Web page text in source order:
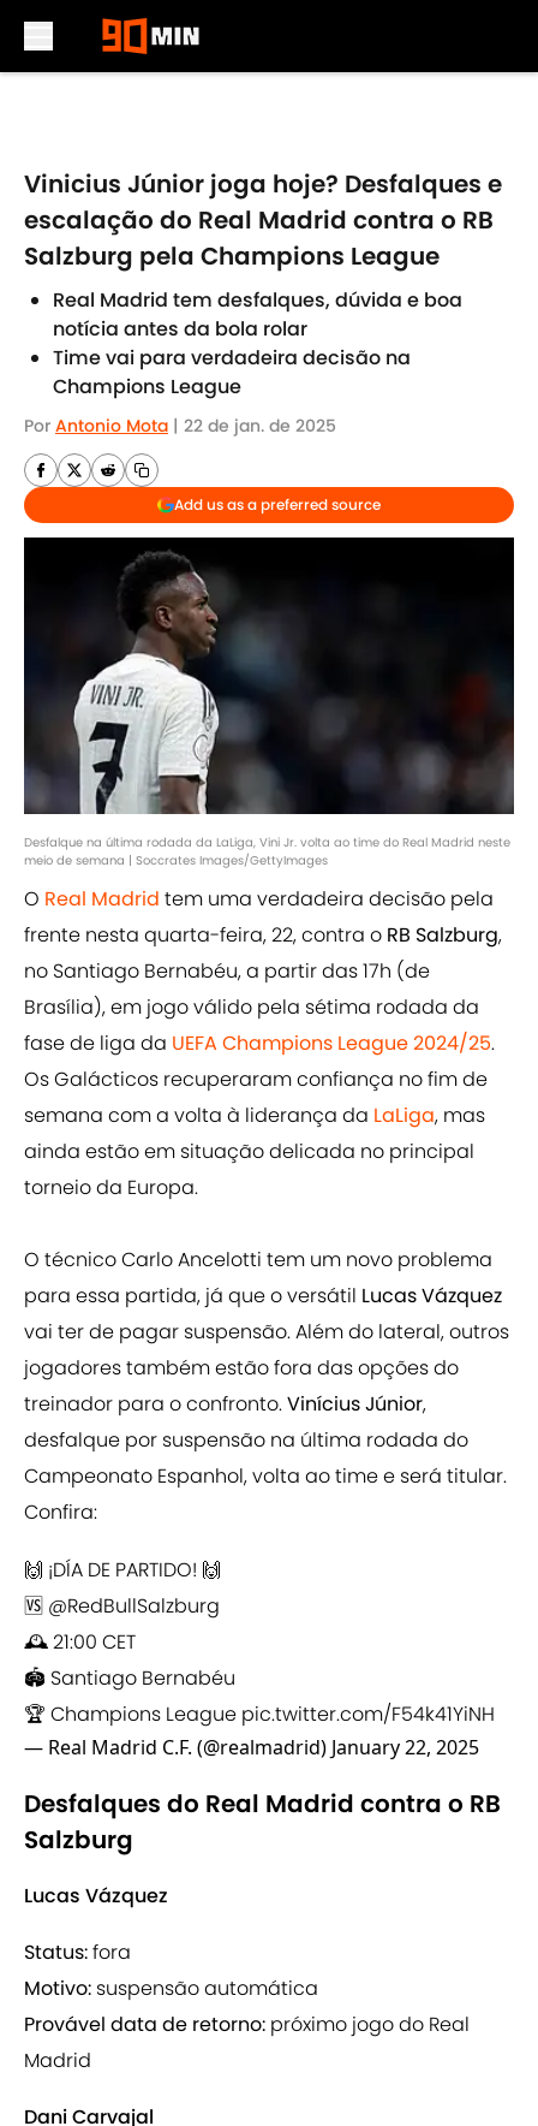
Vinicius Júnior joga hoje? Desfalques e
escalação do Real Madrid contra o RB
Salzburg pela Champions League
Real Madrid tem desfalques, dúvida e boa
notícia antes da bola rolar
Time vai para verdadeira decisão na
Champions League
Por Antonio Mota | 22 de jan. de 2025
Add us as a preferred source
Desfalque na última rodada da LaLiga, Vini Jr. volta ao time do Real Madrid neste
meio de semana | Soccrates Images/GettyImages
O Real Madrid tem uma verdadeira decisão pela
frente nesta quarta-feira, 22, contra o RB Salzburg,
no Santiago Bernabéu, a partir das 17h (de
Brasília), em jogo válido pela sétima rodada da
fase de liga da UEFA Champions League 2024/25.
Os Galácticos recuperaram confiança no fim de
semana com a volta à liderança da LaLiga, mas
ainda estão em situação delicada no principal
torneio da Europa.
O técnico Carlo Ancelotti tem um novo problema
para essa partida, já que o versátil Lucas Vázquez
vai ter de pagar suspensão. Além do lateral, outros
jogadores também estão fora das opções do
treinador para o confronto.Vinícius Júnior,
desfalque por suspensão na última rodada do
Campeonato Espanhol, volta ao time e será titular.
Confira:
🙌 ¡DÍA DE PARTIDO! 🙌
🆚 @RedBullSalzburg
🕰 21:00 CET
🏟 Santiago Bernabéu
🏆 Champions League pic.twitter.com/F54k41YiNH
— Real Madrid C.F. (@realmadrid) January 22, 2025
Desfalques do Real Madrid contra o RB
Salzburg
Lucas Vázquez
Status:fora
Motivo: suspensão automática
Provável data de retorno: próximo jogo do Real
Madrid
Dani Carvajal